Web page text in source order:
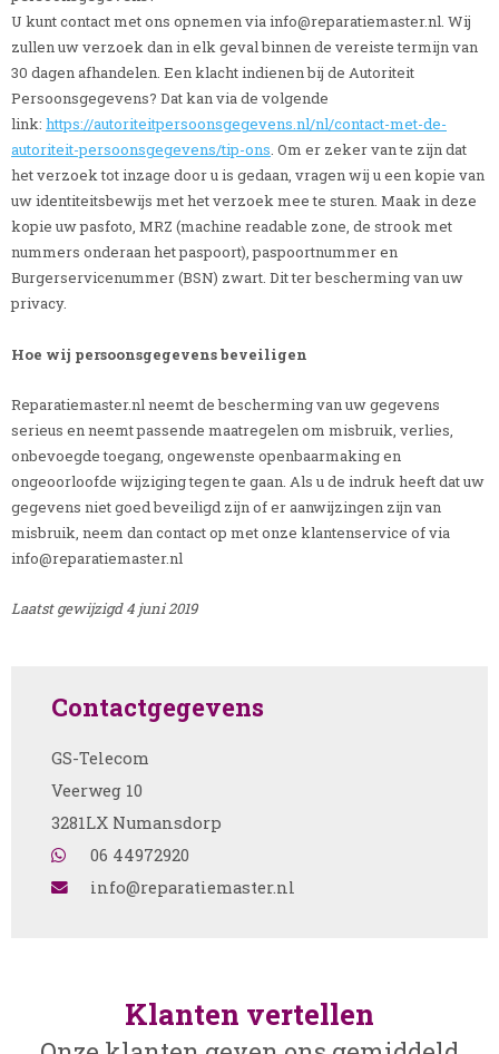
U kunt contact met ons opnemen via info@reparatiemaster.nl. Wij
zullen uw verzoek dan in elk geval binnen de vereiste termijn van
30 dagen afhandelen. Een klacht indienen bij de Autoriteit
Persoonsgegevens? Dat kan via de volgende
link: https://autoriteitpersoonsgegevens.nl/nl/contact-met-de-
autoriteit-persoonsgegevens/tip-ons. Om er zeker van te zijn dat
het verzoek tot inzage door u is gedaan, vragen wij u een kopie van
uw identiteitsbewijs met het verzoek mee te sturen. Maak in deze
kopie uw pasfoto, MRZ (machine readable zone, de strook met
nummers onderaan het paspoort), paspoortnummer en
Burgerservicenummer (BSN) zwart. Dit ter bescherming van uw
privacy.
Hoe wij persoonsgegevens beveiligen
Reparatiemaster.nl neemt de bescherming van uw gegevens
serieus en neemt passende maatregelen om misbruik, verlies,
onbevoegde toegang, ongewenste openbaarmaking en
ongeoorloofde wijziging tegen te gaan. Als u de indruk heeft dat uw
gegevens niet goed beveiligd zijn of er aanwijzingen zijn van
misbruik, neem dan contact op met onze klantenservice of via
info@reparatiemaster.nl
Laatst gewijzigd 4 juni 2019
Contactgegevens
GS-Telecom
Veerweg 10
3281LX Numansdorp
06 44972920
info@reparatiemaster.nl
Klanten vertellen